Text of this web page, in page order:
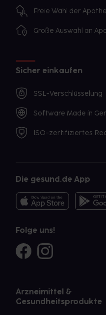
Freie Wahl der
Große Auswahl an
Sicher einkaufen
SSL-Verschlüsselung
Software Made in
ISO-zertifiziertes
Die gesund.de App
Folge uns!
Arzneimittel &
Gesundheitsprodukte